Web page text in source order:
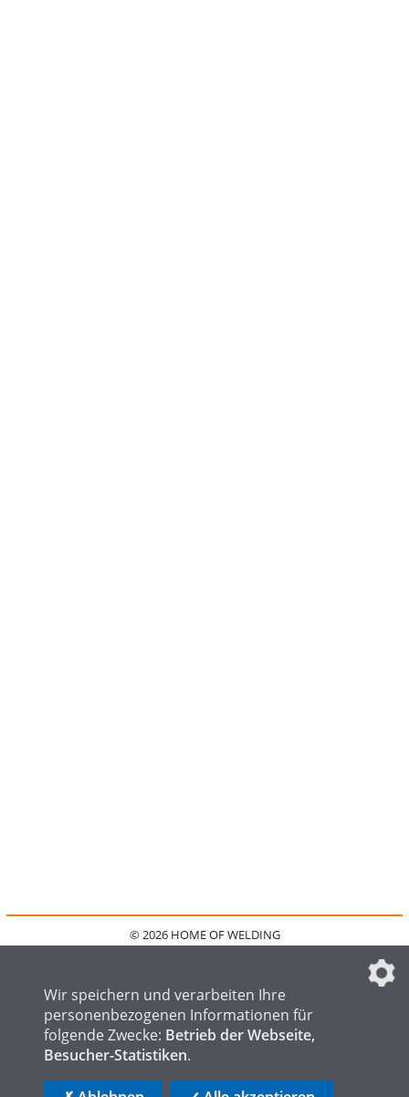
© 2026 HOME OF WELDING
IMPRESSUM
FAQ
DATENSCHUTZEINSTELLUNGEN
HOME OF LOGISTICS
Wir speichern und verarbeiten Ihre
personenbezogenen Informationen für
folgende Zwecke: Betrieb der Webseite,
Besucher-Statistiken.